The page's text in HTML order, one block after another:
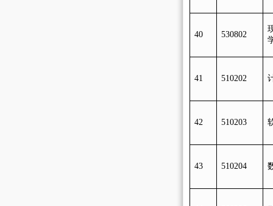
40 530802
41 510202
42 510203
43 510204